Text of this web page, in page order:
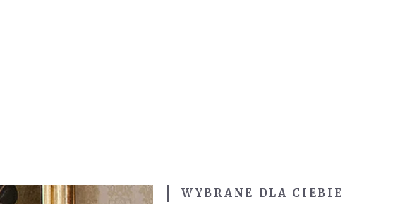
WYBRANE DLA CIEBIE